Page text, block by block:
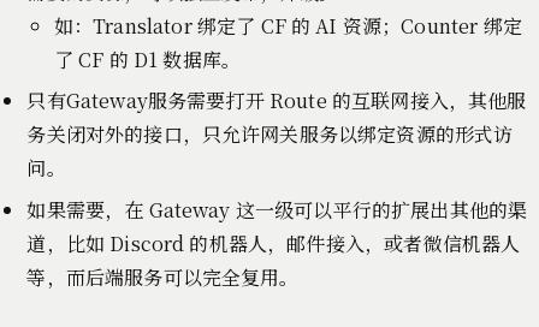
如：Translator 绑定了 CF 的 AI 资源；Counter 绑定
了 CF 的 D1 数据库。
只有Gateway服务需要打开 Route 的互联网接入，其他服
务关闭对外的接口，只允许网关服务以绑定资源的形式访
问。
如果需要，在 Gateway 这一级可以平行的扩展出其他的渠
道，比如 Discord 的机器人，邮件接入，或者微信机器人
等，而后端服务可以完全复用。